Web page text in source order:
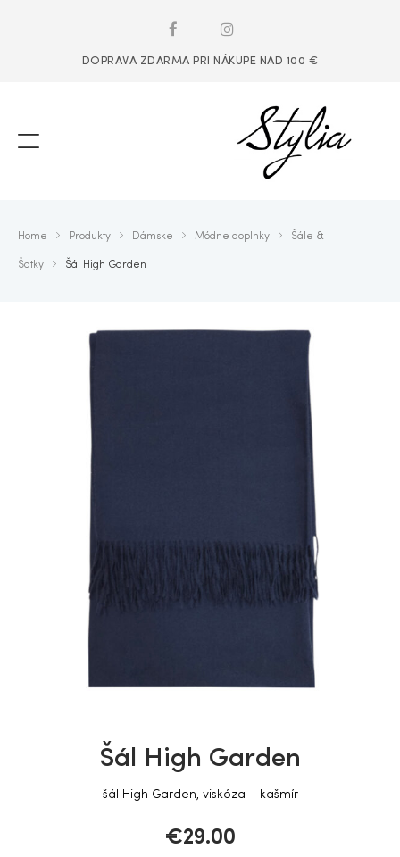
DOPRAVA ZDARMA PRI NÁKUPE NAD 100 €
Home Produkty Dámske Módne doplnky Šále &
Šatky Šál High Garden
Šál High Garden
šál High Garden, viskóza – kašmír
€29.00